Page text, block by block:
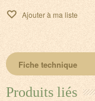
Ajouter à ma liste
Fiche technique
Produits liés